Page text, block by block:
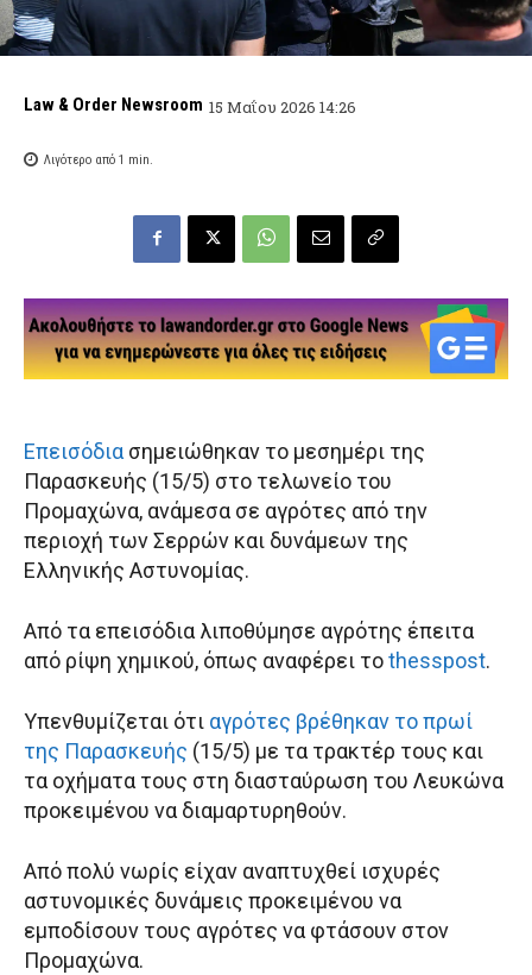
Law & Order Newsroom 15 Μαΐου 2026 14:26
Λιγότερο από 1 min.
Επεισόδιασημειώθηκαν το μεσημέρι της
Παρασκευής (15/5) στο τελωνείο του
Προμαχώνα, ανάμεσα σε αγρότες από την
περιοχή των Σερρών και δυνάμεων της
Ελληνικής Αστυνομίας.
Από τα επεισόδια λιποθύμησε αγρότης έπειτα
από ρίψη χημικού, όπως αναφέρει τοthesspost.
Υπενθυμίζεται ότι αγρότες βρέθηκαν το πρωί
της Παρασκευής (15/5) με τα τρακτέρ τους και
τα οχήματα τους στη διασταύρωση του Λευκώνα
προκειμένου να διαμαρτυρηθούν.
Από πολύ νωρίς είχαν αναπτυχθεί ισχυρές
αστυνομικές δυνάμεις προκειμένου να
εμποδίσουν τους αγρότες να φτάσουν στον
Προμαχώνα.